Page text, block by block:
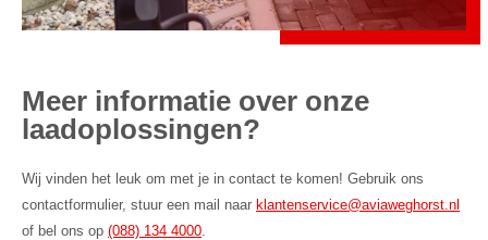
Meer informatie over onze
laadoplossingen?
Wij vinden het leuk om met je in contact te komen! Gebruik ons
contactformulier, stuur een mail naar klantenservice@aviaweghorst.nl
of bel ons op (088) 134 4000